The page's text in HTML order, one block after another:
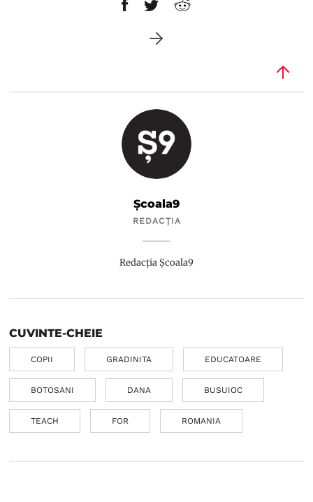
Școala9
REDACȚIA
Redacția Școala9
CUVINTE-CHEIE
COPII GRADINITA EDUCATOARE
BOTOSANI DANA BUSUIOC
TEACH FOR ROMANIA